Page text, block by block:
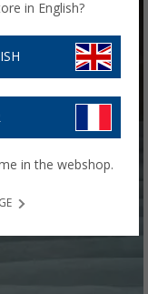
in English?
in the webshop.